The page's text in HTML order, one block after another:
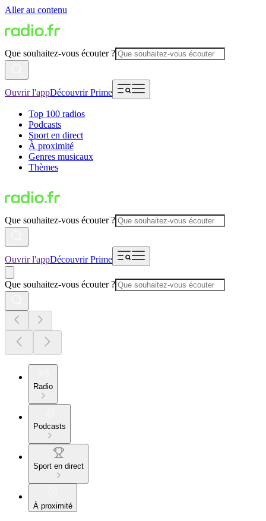
Aller au contenu
Que souhaitez-vous écouter ?
Ouvrir l'appDécouvrir Prime
Top 100 radios
Podcasts
Sport en direct
À proximité
Genres musicaux
Thèmes
Que souhaitez-vous écouter ?
Ouvrir l'appDécouvrir Prime
Que souhaitez-vous écouter ?
Radio
Podcasts
Sport en direct
À proximité